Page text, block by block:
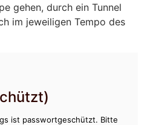
gehen, durch ein Tunnel
im jeweiligen Tempo des
ist passwortgeschützt. Bitte